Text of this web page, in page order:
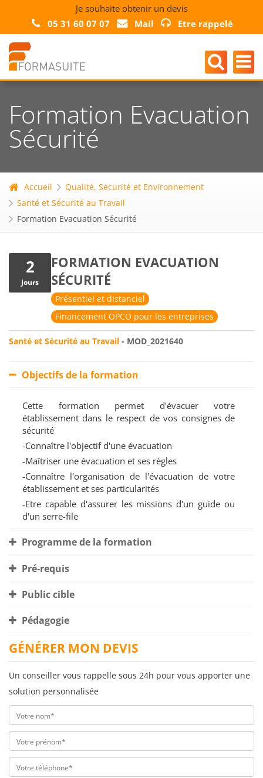
Je souhaite obtenir un devis
05 31 60 07 07
Mail Etre rappelé
Formation Evacuation
Sécurité
Accueil
Qualité, Sécurité et Environnement
Santé et Sécurité au Travail
Formation Evacuation Sécurité
2
Jours
FORMATION EVACUATION
SÉCURITÉ
Présentiel et distanciel
Financement OPCO pour les entreprises
Santé et Sécurité au Travail - MOD_2021640
Objectifs de la formation
Cette formation permet d'évacuer votre
établissement dans le respect de vos consignes de
sécurité
-Connaître l'objectif d'une évacuation
-Maîtriser une évacuation et ses règles
-Connaître l'organisation de l'évacuation de votre
établissement et ses particularités
-Etre capable d'assurer les missions d'un guide ou
d'un serre-file
Programme de la formation
Pré-requis
Public cible
Pédagogie
GÉNÉRER MON DEVIS
Un conseiller vous rappelle sous 24h pour vous apporter une
solution personnalisée